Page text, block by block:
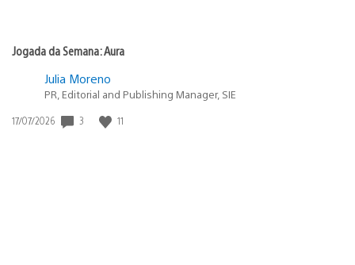
Jogada da Semana: Aura
Julia Moreno
PR, Editorial and Publishing Manager, SIE
Data
17/07/2026 3 11